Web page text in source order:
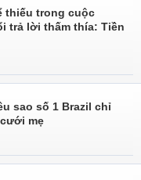
thiếu trong cuộc
trả lời thấm thía: Tiền
sao số 1 Brazil chỉ
mẹ